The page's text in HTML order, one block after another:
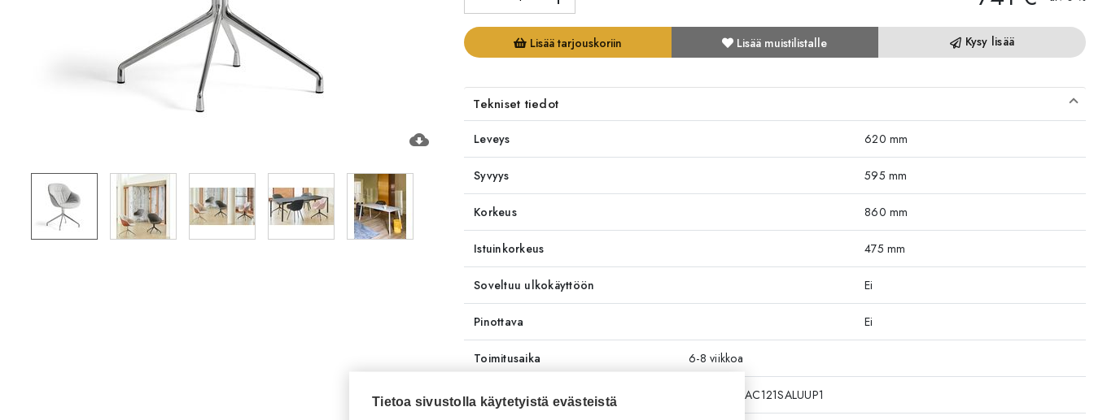
cloud_download
Lisää tarjouskoriin Lisää muistilistalle Kysy lisää
Tekniset tiedot
Leveys 620 mm
Syvyys 595 mm
Korkeus 860 mm
Istuinkorkeus 475 mm
Soveltuu ulkokäyttöön Ei
Pinottava Ei
Toimitusaika 6-8 viikkoa
Tuotenumero RT3949KAAC121SALUUP1
Tietoa sivustolla käytetyistä evästeistä